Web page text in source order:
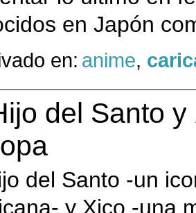
en Japón
en: anime,
del Santo
del Santo -un
y Xico -una